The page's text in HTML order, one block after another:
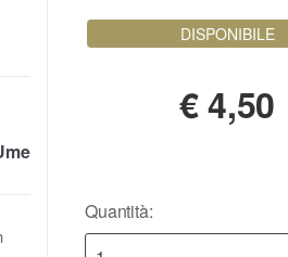
DISPONIBILE
€4,50
Quantità: